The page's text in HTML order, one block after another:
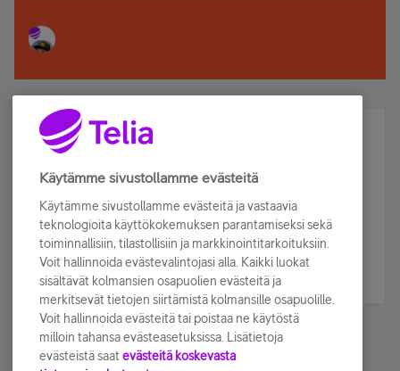
Älä jää paitsi – osallistu ja voita!
Tilaa Telian uutiskirje ja olet mukana arvonnassa.
sähköpostiisi.
Tilaa nyt
Käytämme sivustollamme evästeitä
Käytämme sivustollamme evästeitä ja vastaavia
teknologioita käyttökokemuksen parantamiseksi sekä
toiminnallisiin, tilastollisiin ja markkinointitarkoituksiin.
Voit hallinnoida evästevalintojasi alla. Kaikki luokat
sisältävät kolmansien osapuolien evästeitä ja
merkitsevät tietojen siirtämistä kolmansille osapuolille.
Voit hallinnoida evästeitä tai poistaa ne käytöstä
milloin tahansa evästeasetuksissa. Lisätietoja
evästeistä saat evästeitä koskevasta